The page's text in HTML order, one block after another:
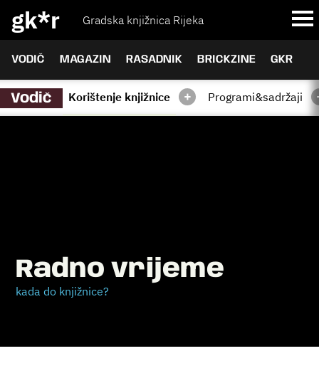
gk*r Gradska knjižnica Rijeka
VODIČ MAGAZIN RASADNIK BRICKZINE GKR
Vodič Korištenje knjižnice + Programi&sadržaji
Radno vrijeme
kada do knjižnice?